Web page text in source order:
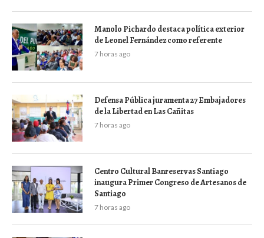
Manolo Pichardo destaca política exterior
de Leonel Fernández como referente
7 horas ago
Defensa Pública juramenta 27 Embajadores
de la Libertad en Las Cañitas
7 horas ago
Centro Cultural Banreservas Santiago
inaugura Primer Congreso de Artesanos de
Santiago
7 horas ago